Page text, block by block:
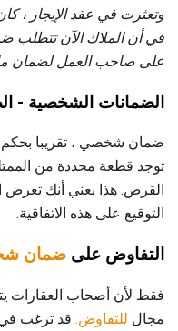
وتعثرت في عقد الإيجار ،
في أن الملاك الآن
على صاحب العمل لضمان
الضمانات الشخصية -
ضمان شخصي ، تقريبا بحكم
توجد قطعة محددة من
القرض. هذا يعني أنك
التوقيع على هذه الاتفاقية.
التفاوض على ضمان
فقط لأن أصحاب العقارات
مجال للتفاوض. قد ترغب في